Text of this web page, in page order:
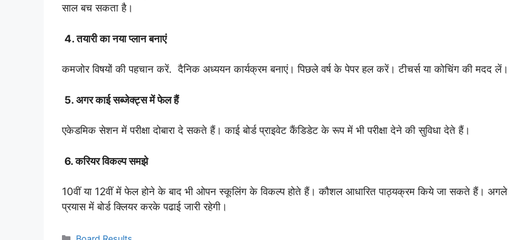
साल बच सकता है।
4. तयारी का नया प्लान बनाएं
कमजोर विषयों की पहचान करें. दैनिक अध्ययन कार्यक्रम बनाएं। पिछले वर्ष के पेपर हल करें। टीचर्स या कोचिंग की मदद लें।
5. अगर काई सब्जेक्ट्स में फेल हैं
एकेडमिक सेशन में परीक्षा दोबारा दे सकते हैं। काई बोर्ड प्राइवेट कैंडिडेट के रूप में भी परीक्षा देने की सुविधा देते हैं।
6. करियर विकल्प समझे
10वीं या 12वीं में फेल होने के बाद भी ओपन स्कूलिंग के विकल्प होते हैं। कौशल आधारित पाठ्यक्रम किये जा सकते हैं। अगले
प्रयास में बोर्ड क्लियर करके पढाई जारी रहेगी।